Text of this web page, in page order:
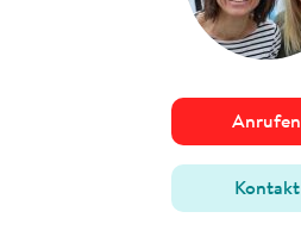
Anrufen
Kontakt